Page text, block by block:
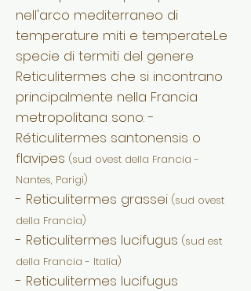
nell'arco mediterraneo di
temperature miti e temperate.Le
specie di termiti del genere
Reticulitermes che si incontrano
principalmente nella Francia
metropolitana sono: -
Réticulitermes santonensis o
flavipes (sud ovest della Francia -
Nantes, Parigi)
- Reticulitermes grassei (sud ovest
della Francia)
- Reticulitermes lucifugus (sud est
della Francia - Italia)
- Reticulitermes lucifugus